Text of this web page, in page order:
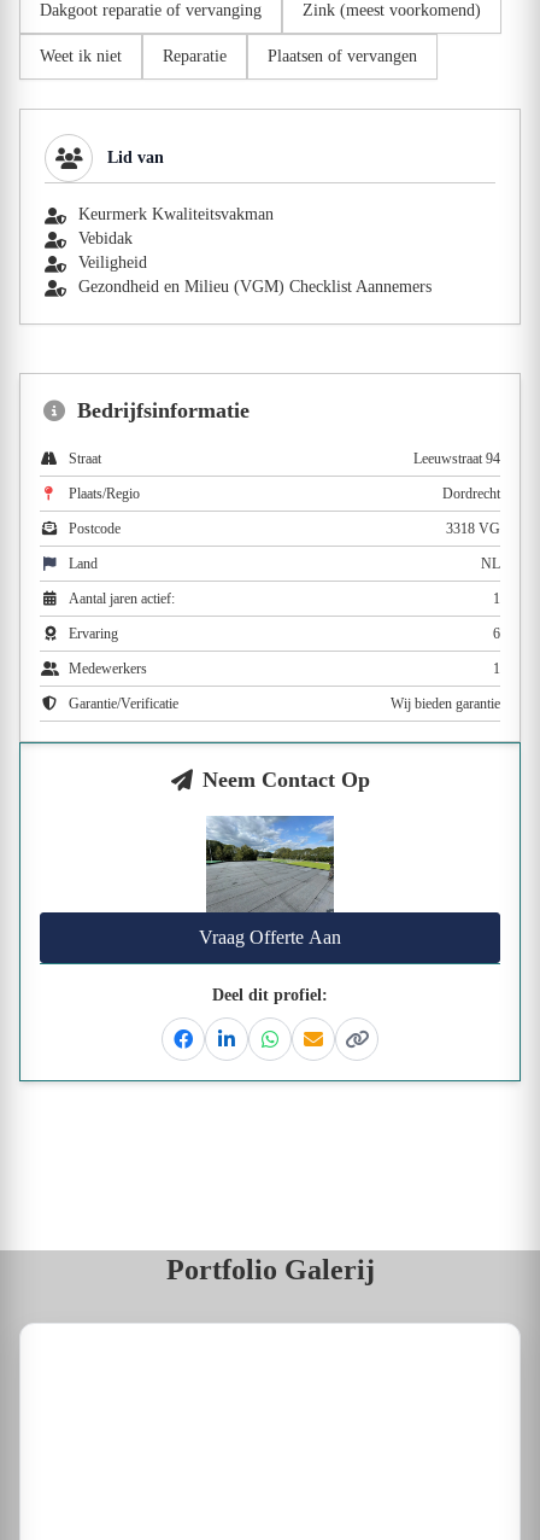
Dakgoot reparatie of vervanging Zink (meest voorkomend)
Weet ik niet Reparatie Plaatsen of vervangen
Lid van
Keurmerk Kwaliteitsvakman
Vebidak
Veiligheid
Gezondheid en Milieu (VGM) Checklist Aannemers
Bedrijfsinformatie
Straat Leeuwstraat 94
Plaats/Regio Dordrecht
Postcode 3318 VG
Land NL
Aantal jaren actief: 1
Ervaring 6
Medewerkers 1
Garantie/Verificatie Wij bieden garantie
Neem Contact Op
Vraag Offerte Aan
Deel dit profiel:
FacebookLinkedinWhatsapp
EmailKopieer link
Portfolio Galerij